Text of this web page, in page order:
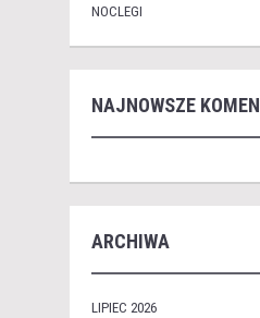
NOCLEGI
NAJNOWSZE
ARCHIWA
LIPIEC 2026